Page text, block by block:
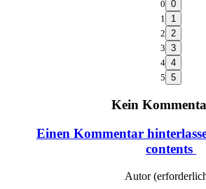
0
1
2
3
4
5
Kein
Einen Kommentar
contents
Autor